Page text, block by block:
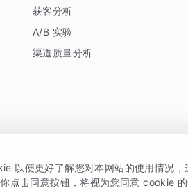
获客分析
A/B 实验
渠道质量分析
数科技有限公司SDK相关说明 京ICP备
以便更好了解您对本网站的使用情况
点击同意按钮，将视为您同意 cookie 的